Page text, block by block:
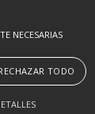
NECESARIAS
TODO